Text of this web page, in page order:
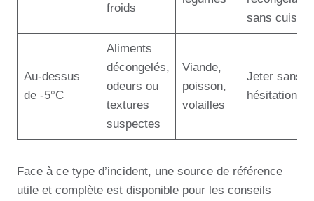
froids
sans
Au-dessus
de -5°C
Aliments
décongelés,
odeurs ou
textures
suspectes
Viande,
poisson,
volailles
Jeter sans
hésitation
Face à ce type d’incident, une source de référence
utile et complète est disponible pour les conseils